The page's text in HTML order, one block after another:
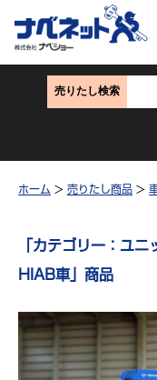
売りたし検索
ホーム > 売りたし商品 >
「カテゴリー：ユニ
HIAB車」商品